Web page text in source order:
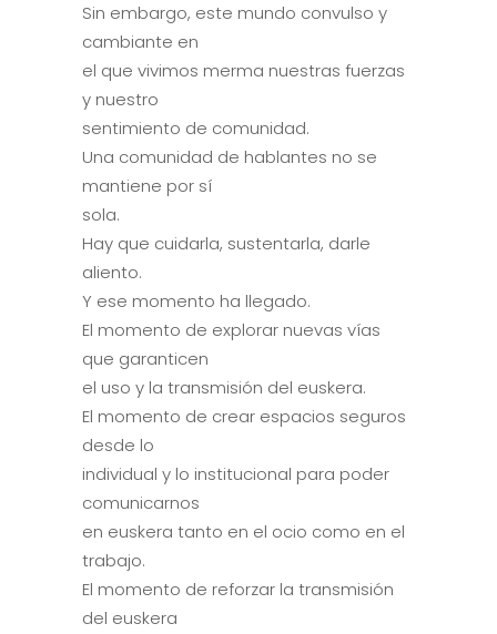
Sin embargo, este mundo convulso y
cambiante en
el que vivimos merma nuestras fuerzas
y nuestro
sentimiento de comunidad.
Una comunidad de hablantes no se
mantiene por sí
sola.
Hay que cuidarla, sustentarla, darle
aliento.
Y ese momento ha llegado.
El momento de explorar nuevas vías
que garanticen
el uso y la transmisión del euskera.
El momento de crear espacios seguros
desde lo
individual y lo institucional para poder
comunicarnos
en euskera tanto en el ocio como en el
trabajo.
El momento de reforzar la transmisión
del euskera